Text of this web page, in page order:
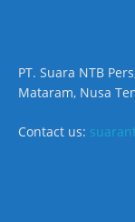
PT. Suara NTB
Mataram, Nusa
Contact us: